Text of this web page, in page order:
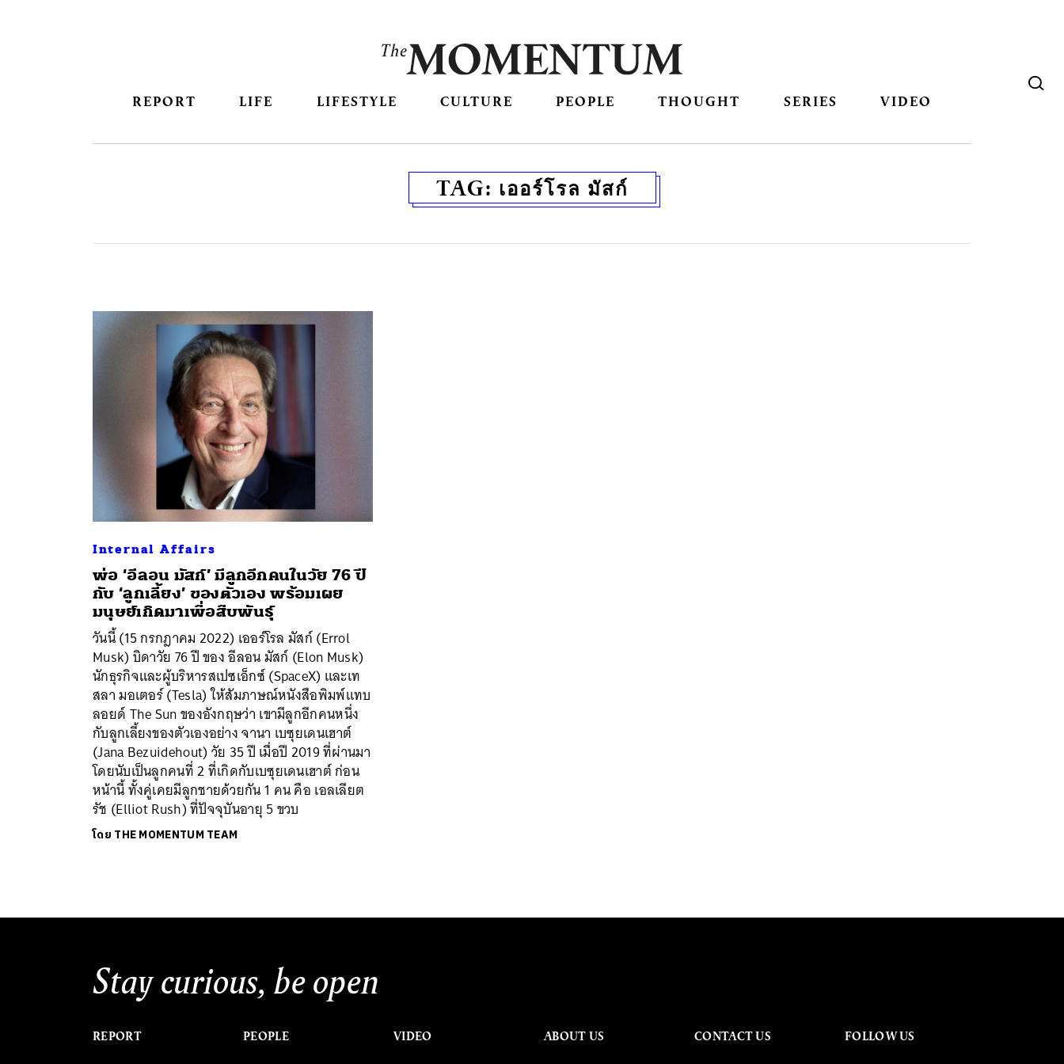
REPORT LIFE LIFESTYLE CULTURE PEOPLE THOUGHT SERIES VIDEO
TAG: เออร์โรล มัสก์
Internal Affairs
พ่อ ‘อีลอน มัสก์’ มีลูกอีกคนในวัย 76 ปี
กับ ‘ลูกเลี้ยง’ ของตัวเอง พร้อมเผย
มนุษย์เกิดมาเพื่อสืบพันธุ์
วันนี้ (15 กรกฎาคม 2022) เออร์โรล มัสก์ (Errol
Musk) บิดาวัย 76 ปี ของ อีลอน มัสก์ (Elon Musk)
นักธุรกิจและผู้บริหารสเปซเอ็กซ์ (SpaceX) และเท
สลา มอเตอร์ (Tesla) ให้สัมภาษณ์หนังสือพิมพ์แทบ
ลอยด์ The Sun ของอังกฤษว่า เขามีลูกอีกคนหนึ่ง
กับลูกเลี้ยงของตัวเองอย่าง จานา เบซุยเดนเฮาต์
(Jana Bezuidehout) วัย 35 ปี เมื่อปี 2019 ที่ผ่านมา
โดยนับเป็นลูกคนที่ 2 ที่เกิดกับเบซุยเดนเฮาต์ ก่อน
หน้านี้ ทั้งคู่เคยมีลูกชายด้วยกัน 1 คน คือ เอลเลียต
รัช (Elliot Rush) ที่ปัจจุบันอายุ 5 ขวบ
โดย THE MOMENTUM TEAM
Stay curious, be open
REPORT PEOPLE VIDEO ABOUT US CONTACT US FOLLOW US